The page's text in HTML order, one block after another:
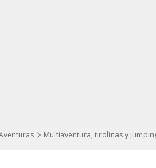
Multiaventura, tirolinas y